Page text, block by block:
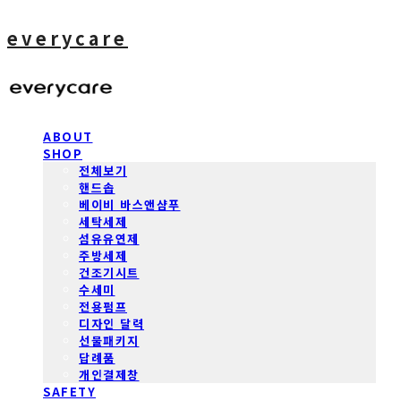
everycare
ABOUT
SHOP
전체보기
핸드솝
베이비 바스앤샴푸
세탁세제
섬유유연제
주방세제
건조기시트
수세미
전용펌프
디자인 달력
선물패키지
답례품
개인결제창
SAFETY